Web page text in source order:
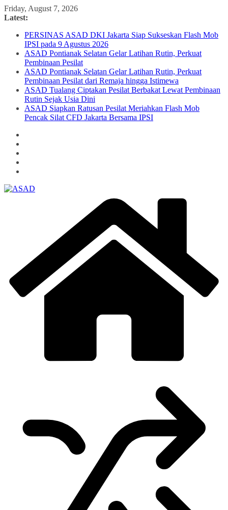
Skip
to
Friday, August 7, 2026
Latest:
PERSINAS ASAD DKI Jakarta Siap Sukseskan Flash Mob
IPSI pada 9 Agustus 2026
ASAD Pontianak Selatan Gelar Latihan Rutin, Perkuat
Pembinaan Pesilat
ASAD Pontianak Selatan Gelar Latihan Rutin, Perkuat
Pembinaan Pesilat dari Remaja hingga Istimewa
ASAD Tualang Ciptakan Pesilat Berbakat Lewat Pembinaan
Rutin Sejak Usia Dini
ASAD Siapkan Ratusan Pesilat Meriahkan Flash Mob
Pencak Silat CFD Jakarta Bersama IPSI